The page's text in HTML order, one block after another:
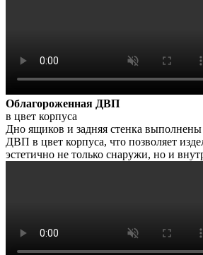
Облагороженная ДВП
в цвет корпуса
Дно ящиков и задняя стенка
ДВП в цвет корпуса, что позволяет
эстетично не только снаружи, но и